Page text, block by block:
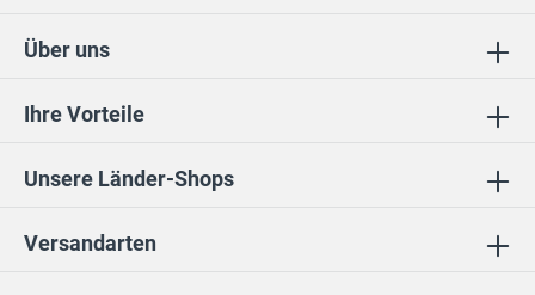
Ihre Vorteile
Unsere Länder-Shops
Über uns
Versandarten